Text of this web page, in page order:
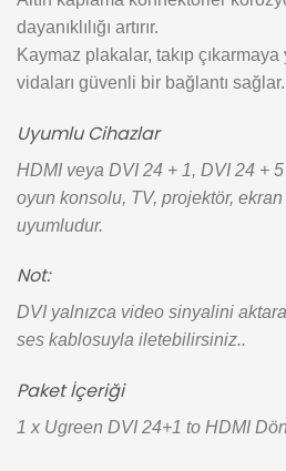
dayanıklılığı artırır.
Kaymaz plakalar, takıp çıkarmaya
vidaları güvenli bir bağlantı sağlar.
Uyumlu Cihazlar
HDMI veya DVI 24 + 1, DVI 24 +
oyun konsolu, TV, projektör,
uyumludur.
Not:
DVI yalnızca video sinyalini
ses kablosuyla iletebilirsiniz..
Paket İçeriği
1 x Ugreen DVI 24+1 to HDMI